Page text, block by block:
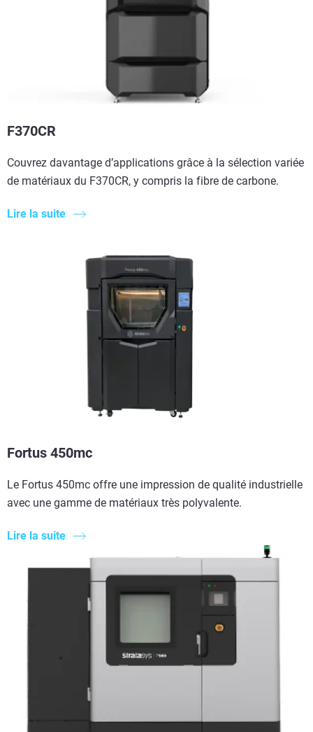
F370CR
Couvrez davantage d’applications grâce à la sélection variée
de matériaux du F370CR, y compris la fibre de carbone.
Lire la suite
Fortus 450mc
Le Fortus 450mc offre une impression de qualité industrielle
avec une gamme de matériaux très polyvalente.
Lire la suite